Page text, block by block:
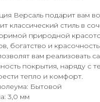
Версаль подарит вам
классический стиль в
природной
богатство и
вам реализовать
покрытия, наряду с
тепло и комфорт.
Бытовой
3,0 мм